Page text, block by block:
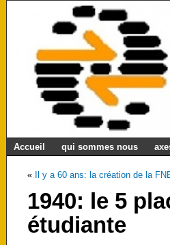
Accueil qui sommes nous
« Il y a 60 ans: la création de la
1940: le 5
étudiante